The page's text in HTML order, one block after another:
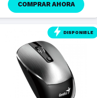
COMPRAR AHORA
DISPONIBLE